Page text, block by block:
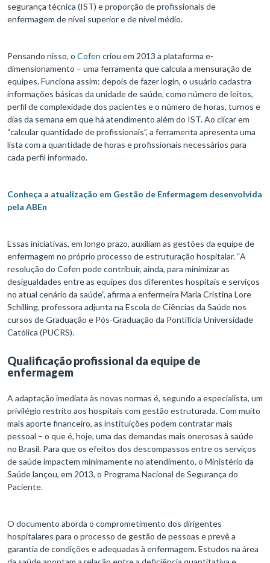
segurança técnica (IST) e proporção de profissionais de
enfermagem de nível superior e de nível médio.
Pensando nisso, o Cofen criou em 2013 a plataforma e-
dimensionamento – uma ferramenta que calcula a mensuração de
equipes. Funciona assim: depois de fazer login, o usuário cadastra
informações básicas da unidade de saúde, como número de leitos,
perfil de complexidade dos pacientes e o número de horas, turnos e
dias da semana em que há atendimento além do IST. Ao clicar em
“calcular quantidade de profissionais”, a ferramenta apresenta uma
lista com a quantidade de horas e profissionais necessários para
cada perfil informado.
Conheça a atualização em Gestão de Enfermagem desenvolvida
pela ABEn
Essas iniciativas, em longo prazo, auxiliam as gestões da equipe de
enfermagem no próprio processo de estruturação hospitalar. “A
resolução do Cofen pode contribuir, ainda, para minimizar as
desigualdades entre as equipes dos diferentes hospitais e serviços
no atual cenário da saúde”, afirma a enfermeira Maria Cristina Lore
Schilling, professora adjunta na Escola de Ciências da Saúde nos
cursos de Graduação e Pós-Graduação da Pontifícia Universidade
Católica (PUCRS).
Qualificação profissional da equipe de
enfermagem
A adaptação imediata às novas normas é, segundo a especialista, um
privilégio restrito aos hospitais com gestão estruturada. Com muito
mais aporte financeiro, as instituições podem contratar mais
pessoal – o que é, hoje, uma das demandas mais onerosas à saúde
no Brasil. Para que os efeitos dos descompassos entre os serviços
de saúde impactem minimamente no atendimento, o Ministério da
Saúde lançou, em 2013, o Programa Nacional de Segurança do
Paciente.
O documento aborda o comprometimento dos dirigentes
hospitalares para o processo de gestão de pessoas e prevê a
garantia de condições e adequadas à enfermagem. Estudos na área